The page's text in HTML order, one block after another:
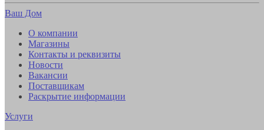
Ваш Дом
О компании
Магазины
Контакты и реквизиты
Новости
Вакансии
Поставщикам
Раскрытие информации
Услуги